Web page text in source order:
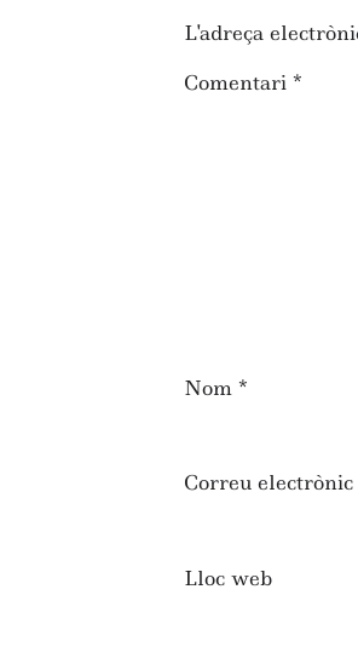
L'adreça
Comentari *
Nom *
Correu electrònic
Lloc web